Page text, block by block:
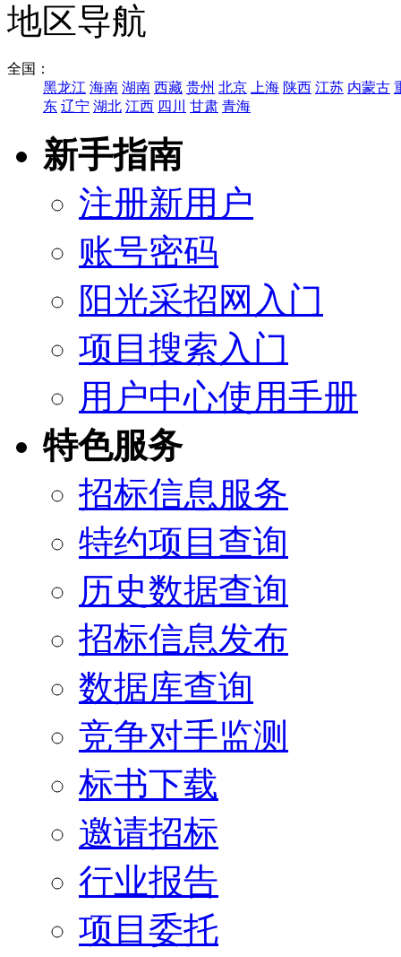
地区导航
全国：
黑龙江 海南 湖南 西藏 贵州 北京 上海 陕西 江苏 内蒙古
东 辽宁 湖北 江西 四川 甘肃 青海
新手指南
注册新用户
账号密码
阳光采招网入门
项目搜索入门
用户中心使用手册
特色服务
招标信息服务
特约项目查询
历史数据查询
招标信息发布
数据库查询
竞争对手监测
标书下载
邀请招标
行业报告
项目委托